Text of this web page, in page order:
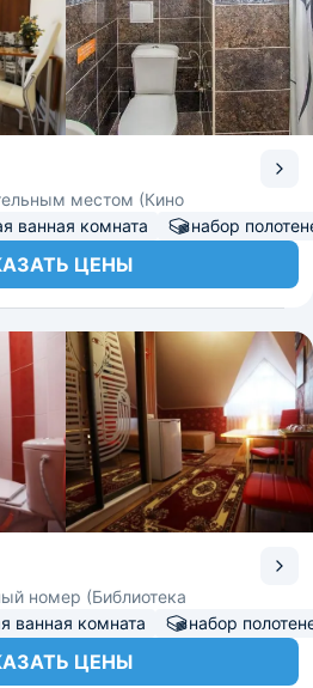
местом (Кино
ванная комната набор
ЦЕНЫ
номер (Библиотека
ванная комната набор
ЦЕНЫ